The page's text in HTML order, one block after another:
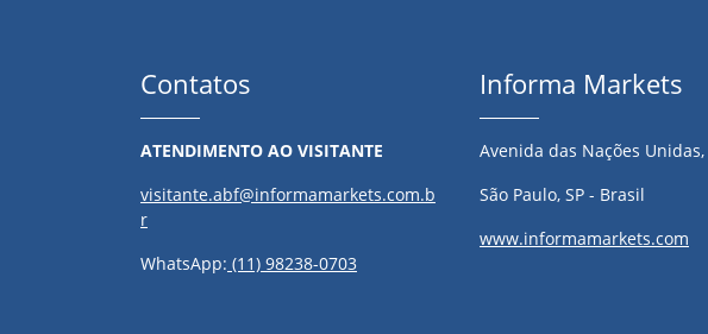
Contatos
ATENDIMENTO AO VISITANTE
visitante.abf@informamarkets.com.b
r
WhatsApp: (11) 98238-0703
Informa Markets
Avenida das Nações Unidas,
São Paulo, SP - Brasil
www.informamarkets.com